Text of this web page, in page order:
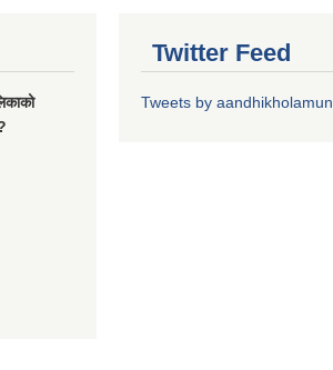
Twitter Feed
Tweets by aandhikholamun